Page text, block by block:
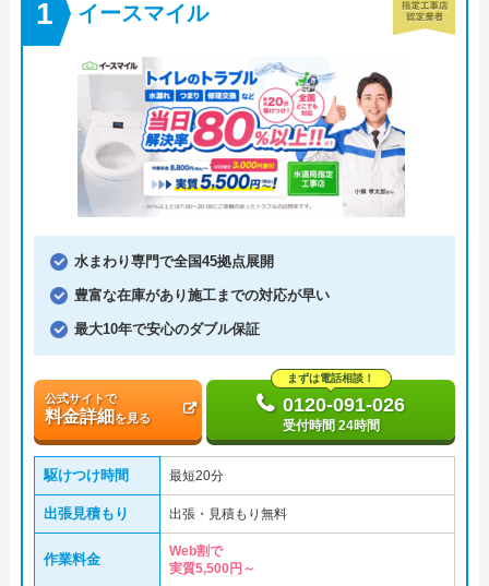
イースマイル
水まわり専門で全国45拠点展開
豊富な在庫があり施工までの対応が早い
最大10年で安心のダブル保証
公式サイトで
料金詳細 を見る
まずは電話相談！
0120-091-026
受付時間 24時間
駆けつけ時間 最短20分
出張見積もり 出張・見積もり無料
作業料金
Web割で
実質5,500円～